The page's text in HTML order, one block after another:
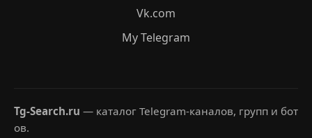
Vk.com
My Telegram
Tg-Search.ru — каталог Telegram-каналов, групп и бот
ов.